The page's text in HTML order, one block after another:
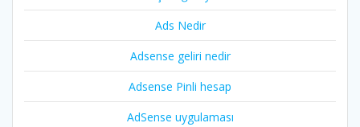
Ads Nedir
Adsense geliri nedir
Adsense Pinli hesap
AdSense uygulaması